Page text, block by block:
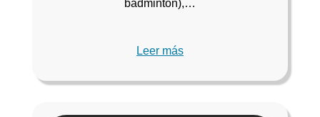
bádminton),…
Leer más